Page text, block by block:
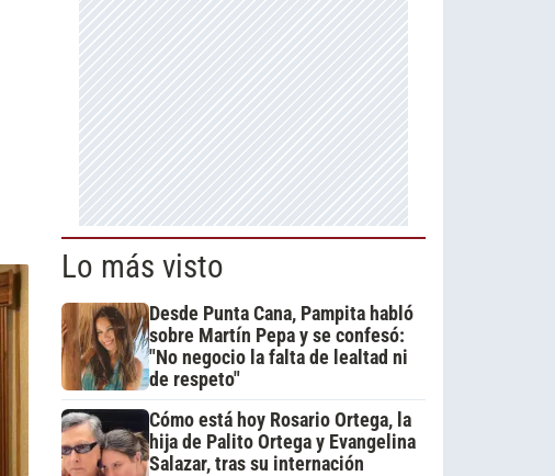
Lo más visto
Desde Punta Cana, Pampita habló
sobre Martín Pepa y se confesó:
"No negocio la falta de lealtad ni
de respeto"
Cómo está hoy Rosario Ortega, la
hija de Palito Ortega y Evangelina
Salazar, tras su internación